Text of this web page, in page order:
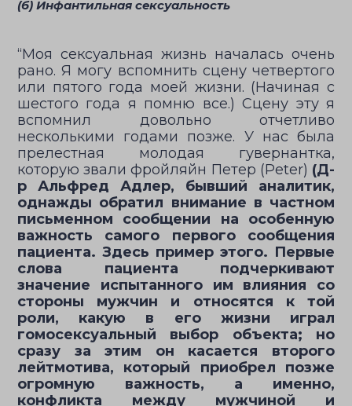
(б) Инфантильная сексуальность
“Моя сексуальная жизнь началась очень
рано. Я могу вспомнить сцену четвертого
или пятого года моей жизни. (Начиная с
шестого года я помню все.) Сцену эту я
вспомнил довольно отчетливо
несколькими годами позже. У нас была
прелестная молодая гувернантка,
которую звали фройляйн Петер (Peter) (Д-
р Альфред Адлер, бывший аналитик,
однажды обратил внимание в частном
письменном сообщении на особенную
важность самого первого сообщения
пациента. Здесь пример этого. Первые
слова пациента подчеркивают
значение испытанного им влияния со
стороны мужчин и относятся к той
роли, какую в его жизни играл
гомосексуальный выбор объекта; но
сразу за этим он касается второго
лейтмотива, который приобрел позже
огромную важность, а именно,
конфликта между мужчиной и